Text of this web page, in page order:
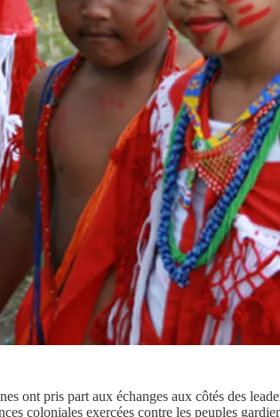
ont pris part aux échanges aux côtés des
coloniales exercées contre les peuples